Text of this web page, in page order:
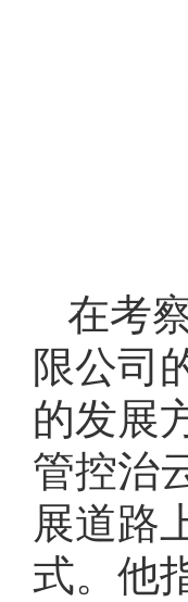
在考
限公司
的发展
管控治
展道路
式。他